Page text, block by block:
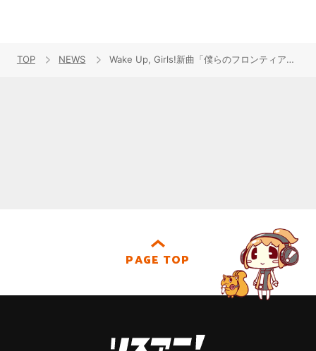
TOP NEWS Wake Up, Girls!新曲「僕らのフロンティア」MVが公開！
PAGE TOP